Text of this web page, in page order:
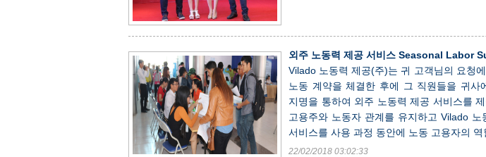
외주 노동력 제공 서비스 Seasonal Labor
Vilado 노동력 제공(주)는 귀 고객님의 요청
노동 계약을 체결한 후에 그 직원들을 귀사
지명을 통하여 외주 노동력 제공 서비스를
고용주와 노동자 관계를 유지하고 Vilado
서비스를 사용 과정 동안에 노동 고용자의
22/02/2018 03:02:33